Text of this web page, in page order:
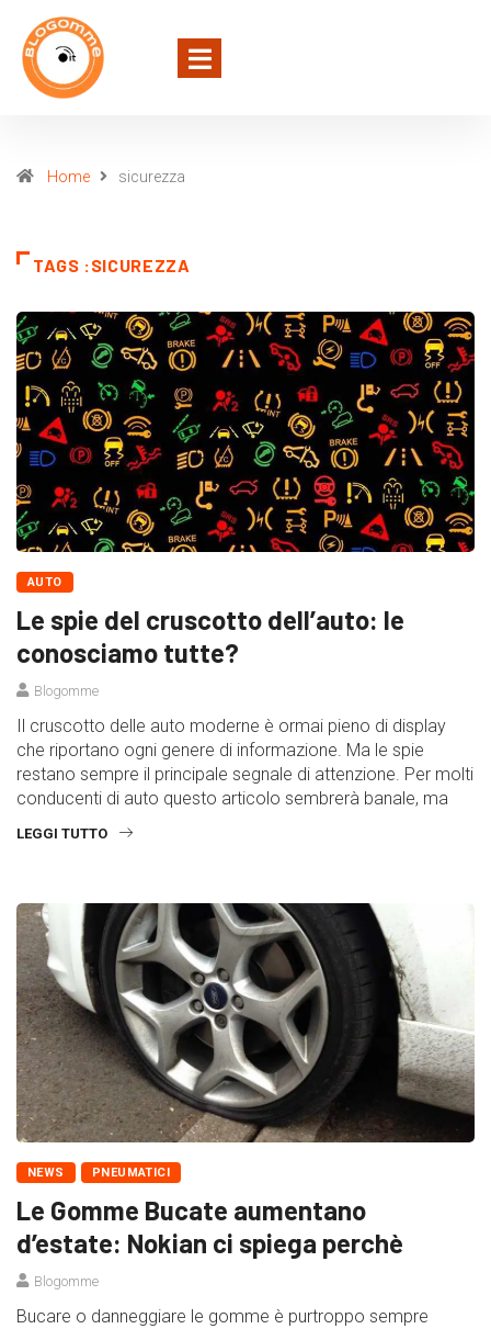
Home sicurezza
TAGS :SICUREZZA
AUTO
Le spie del cruscotto dell’auto: le
conosciamo tutte?
Blogomme
Il cruscotto delle auto moderne è ormai pieno di display
che riportano ogni genere di informazione. Ma le spie
restano sempre il principale segnale di attenzione. Per molti
conducenti di auto questo articolo sembrerà banale, ma
LEGGI TUTTO
NEWS PNEUMATICI
Le Gomme Bucate aumentano
d’estate: Nokian ci spiega perchè
Blogomme
Bucare o danneggiare le gomme è purtroppo sempre